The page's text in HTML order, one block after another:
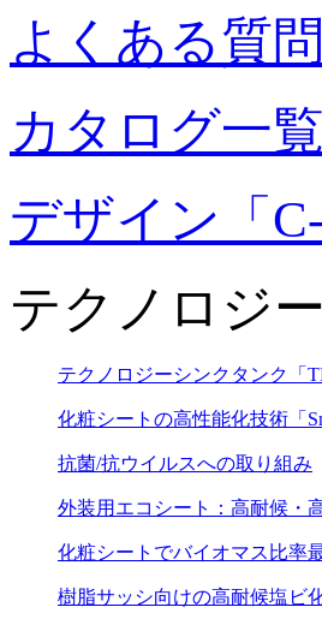
よくある質問
カタログ一覧
デザイン「C-
テクノロジ
テクノロジーシンクタンク「
化粧シートの高性能化技術「
抗菌/抗ウイルスへの取り組み
外装用エコシート：高耐候・
化粧シートでバイオマス比率
樹脂サッシ向けの高耐候塩ビ